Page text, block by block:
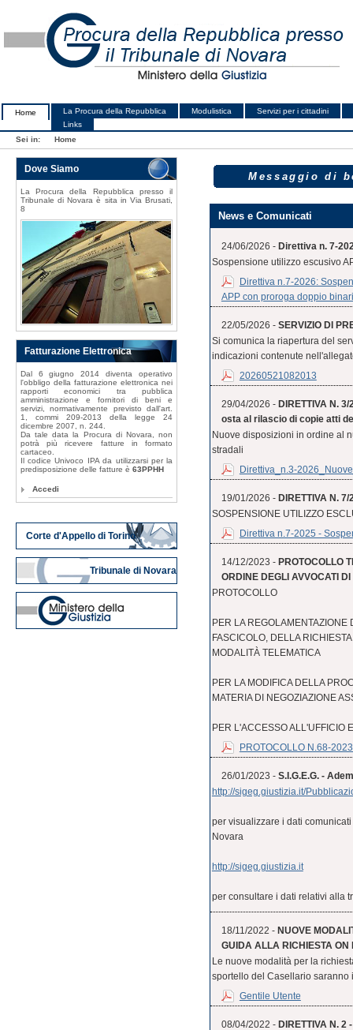
Home La Procura della Repubblica Modulistica
Servizi per i cittadini
Links
Sei in:
Home
Messaggio di
News e Comunicati
24/06/2026 - Direttiva n. 7-
Sospensione utilizzo escusivo
Direttiva n.7-2026:
APP con proroga doppio
22/05/2026 - SERVIZIO DI
Si comunica la riapertura del
indicazioni contenute
20260521082013
29/04/2026 - DIRETTIVA N.
osta al rilascio di copie atti
Nuove disposizioni in ordine al
stradali
Direttiva_n.3-
19/01/2026 - DIRETTIVA N. 7/
SOSPENSIONE UTILIZZO
Direttiva n.7-2025 -
14/12/2023 - PROTOCOLLO
ORDINE DEGLI AVVOCATI
PROTOCOLLO
PER LA
FASCICOLO, DELLA
MODALITÀ TELEMATICA
PER LA MODIFICA DELLA
MATERIA DI NEGOZIAZIONE
PER L'ACCESSO ALL'UFFICIO
PROTOCOLLO N.68-
26/01/2023 - S.I.G.E.G. -
http://sigeg.giustizia.it/
per visualizzare i dati
Novara
http://sigeg.giustizia.it
per consultare i dati relativi alla
18/11/2022 - NUOVE
GUIDA ALLA RICHIESTA ON
Le nuove modalità per la
sportello del Casellario saranno
Gentile Utente
08/04/2022 - DIRETTIVA N.
Dove Siamo
La Procura della Repubblica presso il
Tribunale di Novara è sita in Via Brusati,
8
Fatturazione Elettronica
Dal 6 giugno 2014 diventa operativo
l'obbligo della fatturazione elettronica nei
rapporti economici tra pubblica
amministrazione e fornitori di beni e
servizi, normativamente previsto dall'art.
1, commi 209-2013 della legge 24
dicembre 2007, n. 244.
Da tale data la Procura di Novara, non
potrà più ricevere fatture in formato
cartaceo.
Il codice Univoco IPA da utilizzarsi per la
predisposizione delle fatture è 63PPHH
Accedi
Corte d'Appello di Torino
Tribunale di Novara